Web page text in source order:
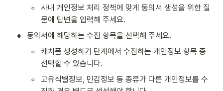
◦
사내 개인정보 처리 정책에 맞게 동의서 생성을 위한 질
문에 답변을 입력해 주세요.
• 동의서에 해당하는 수집 항목을 선택해 주세요.
◦
캐치폼 생성하기 단계에서 수집하는 개인정보 항목 중
선택할 수 있습니다.
◦
고유식별정보, 민감정보 등 종류가 다른 개인정보를 수